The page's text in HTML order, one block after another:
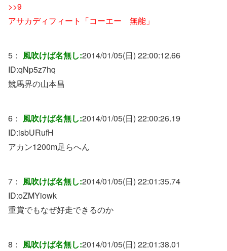
>>9
アサカディフィート「コーエー 無能」
5： 風吹けば名無し:2014/01/05(日) 22:00:12.66
ID:qNp5z7hq
競馬界の山本昌
6： 風吹けば名無し:2014/01/05(日) 22:00:26.19
ID:isbURufH
アカン1200m足らへん
7： 風吹けば名無し:2014/01/05(日) 22:01:35.74
ID:oZMYiowk
重賞でもなぜ好走できるのか
8： 風吹けば名無し:2014/01/05(日) 22:01:38.01